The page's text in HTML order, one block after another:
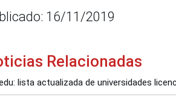
16/11/2019
Relacionadas
lista actualizada de universidades